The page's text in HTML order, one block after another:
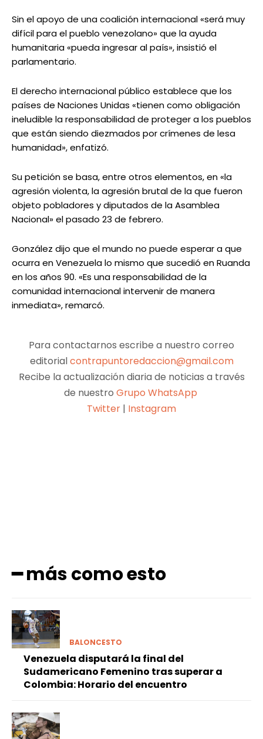
Sin el apoyo de una coalición internacional «será muy
difícil para el pueblo venezolano» que la ayuda
humanitaria «pueda ingresar al país», insistió el
parlamentario.
El derecho internacional público establece que los
países de Naciones Unidas «tienen como obligación
ineludible la responsabilidad de proteger a los pueblos
que están siendo diezmados por crímenes de lesa
humanidad», enfatizó.
Su petición se basa, entre otros elementos, en «la
agresión violenta, la agresión brutal de la que fueron
objeto pobladores y diputados de la Asamblea
Nacional» el pasado 23 de febrero.
González dijo que el mundo no puede esperar a que
ocurra en Venezuela lo mismo que sucedió en Ruanda
en los años 90. «Es una responsabilidad de la
comunidad internacional intervenir de manera
inmediata», remarcó.
Para contactarnos escribe a nuestro correo
editorialcontrapuntoredaccion@gmail.com
Recibe la actualización diaria de noticias a través
de nuestro Grupo WhatsApp
Twitter | Instagram
━ más como esto
BALONCESTO
Venezuela disputará la final del
Sudamericano Femenino tras superar a
Colombia: Horario del encuentro